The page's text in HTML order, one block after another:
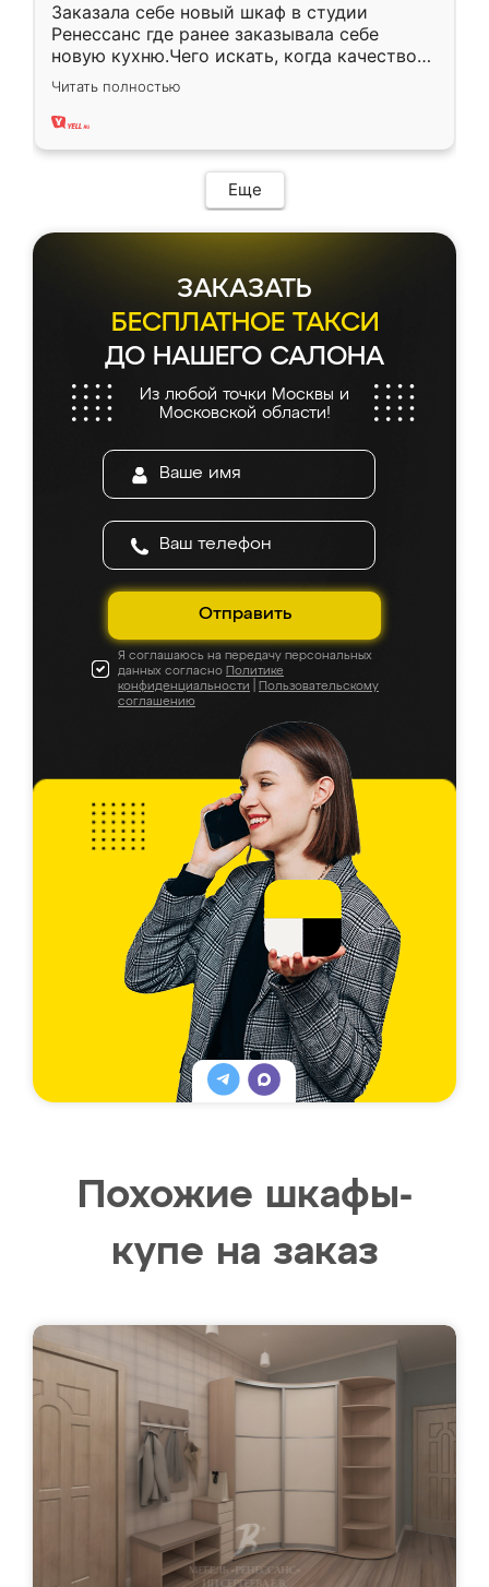
Заказала себе новый шкаф в студии
Ренессанс где ранее заказывала себе
новую кухню.Чего искать, когда качеством
вполне довольна. Служит кухня уже почти
два года, нареканий нет.
Читать полностью
Еще
ЗАКАЗАТЬ
БЕСПЛАТНОЕ ТАКСИ
ДО НАШЕГО САЛОНА
Из любой точки Москвы и
Московской области!
Отправить
Я соглашаюсь на передачу персональных
данных согласно Политике
конфиденциальности
Пользовательскому
соглашению
Похожие шкафы-
купе на заказ